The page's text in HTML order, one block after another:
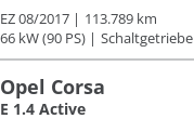
EZ 08/2017
113.789 km
66 kW (90 PS)
Schaltgetriebe
Opel Corsa
E 1.4 Active